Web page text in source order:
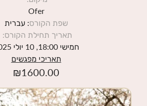
תאריכי קורסים קרובים
בלוג
Ofer
שפת הקורס: עברית
תאריך תחילת הקורס:
חמישי 18:00, 10 יולי 2025
תאריכי מפגשים
₪1600.00